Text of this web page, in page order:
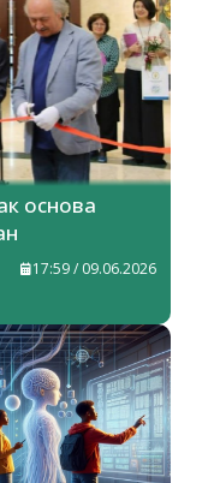
основа
17:59 / 09.06.2026